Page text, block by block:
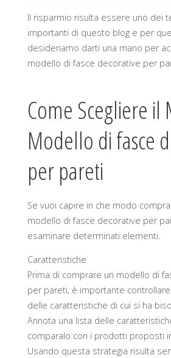
Il risparmio risulta essere uno dei
importanti di questo blog e per
desideriamo darti una mano per
modello di fasce decorative per
Come Scegliere il
Modello di fasce
per pareti
Se vuoi capire in che modo
modello di fasce decorative per
esaminare determinati elementi.
Caratteristiche
Prima di comprare un modello di
per pareti, è importante
delle caratteristiche di cui si ha
Annota una lista delle
comparalo con i prodotti proposti
Usando questa strategia risulta